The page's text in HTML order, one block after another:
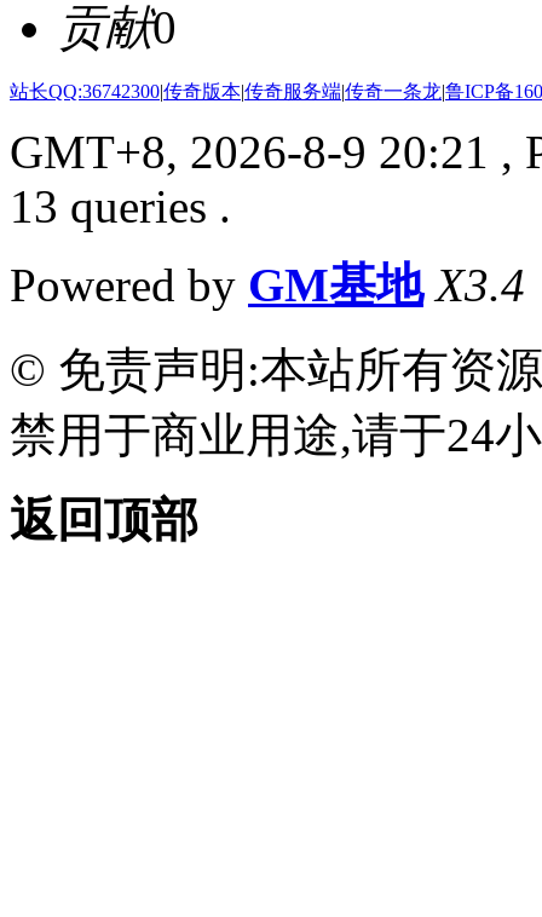
贡献0
站长QQ:36742300|传奇版本|传奇服务端|传奇一条龙|鲁ICP备
GMT+8, 2026-8-9 20:21 ,
13 queries .
Powered by GM基地 X3.4
© 免责声明:本站所有资
禁用于商业用途,请于24
返回顶部